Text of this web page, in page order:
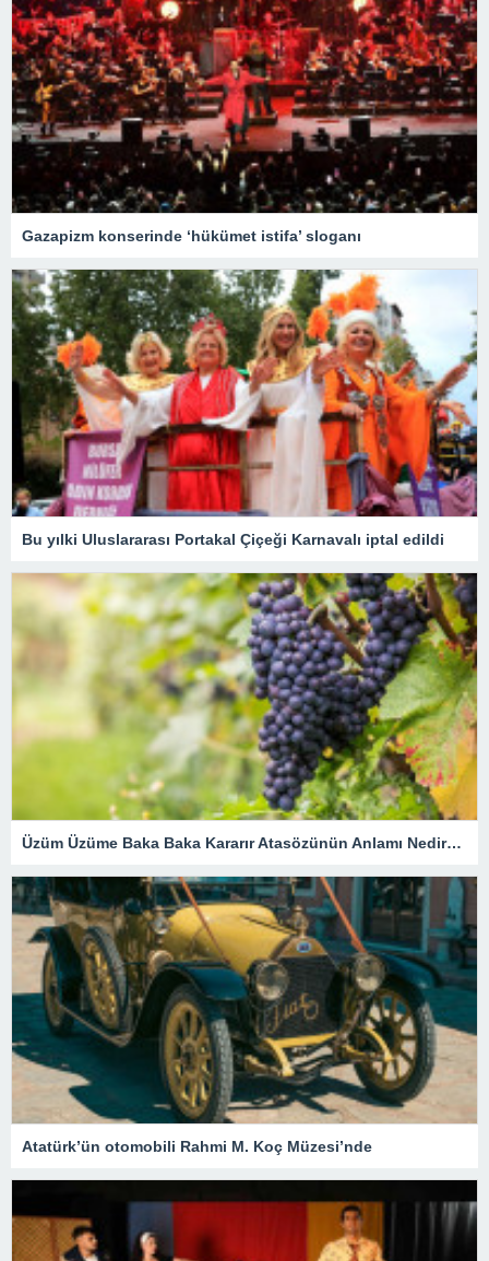
Gazapizm konserinde ‘hükümet istifa’ sloganı
Bu yılki Uluslararası Portakal Çiçeği Karnavalı iptal edildi
Üzüm Üzüme Baka Baka Kararır Atasözünün Anlamı Nedir? Kısaca Açıklaması Ve Örnek Cümle…
Atatürk’ün otomobili Rahmi M. Koç Müzesi’nde